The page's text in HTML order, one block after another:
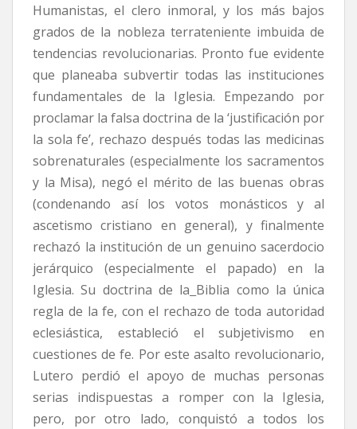
Humanistas, el clero inmoral, y los más bajos
grados de la nobleza terrateniente imbuida de
tendencias revolucionarias. Pronto fue evidente
que planeaba subvertir todas las instituciones
fundamentales de la Iglesia. Empezando por
proclamar la falsa doctrina de la ‘justificación por
la sola fe’, rechazo después todas las medicinas
sobrenaturales (especialmente los sacramentos
y la Misa), negó el mérito de las buenas obras
(condenando así los votos monásticos y al
ascetismo cristiano en general), y finalmente
rechazó la institución de un genuino sacerdocio
jerárquico (especialmente el papado) en la
Iglesia. Su doctrina de la Biblia como la única
regla de la fe, con el rechazo de toda autoridad
eclesiástica, estableció el subjetivismo en
cuestiones de fe. Por este asalto revolucionario,
Lutero perdió el apoyo de muchas personas
serias indispuestas a romper con la Iglesia,
pero, por otro lado, conquistó a todos los